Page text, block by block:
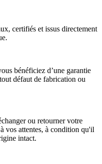
certifiés et issus directement
bénéficiez d’une garantie
défaut de fabrication ou
ou retourner votre
vos attentes, à condition qu'il
intact.